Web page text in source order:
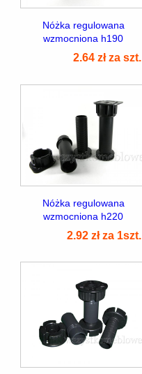
Nóżka regulowana
wzmocniona h190
2.64 zł za szt.
Nóżka regulowana
wzmocniona h220
2.92 zł za 1szt.